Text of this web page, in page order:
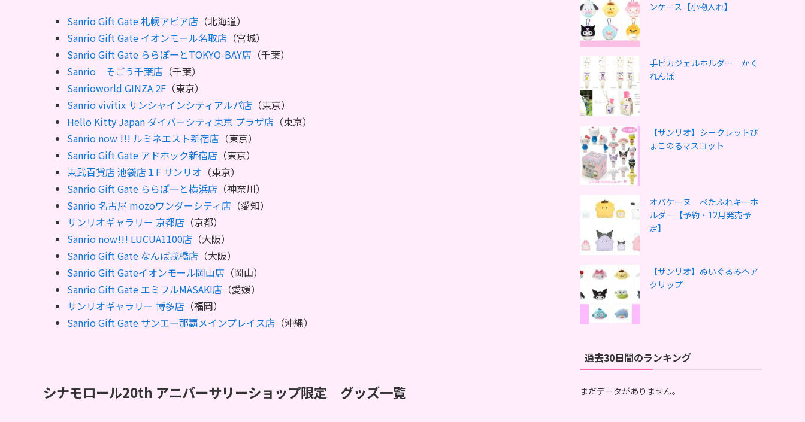
Sanrio Gift Gate 札幌アピア店 （北海道）
Sanrio Gift Gate イオンモール名取店 （宮城）
Sanrio Gift Gate ららぽーとTOKYO-BAY店 （千葉）
Sanrio そごう千葉店 （千葉）
Sanrioworld GINZA 2F （東京）
Sanrio vivitix サンシャインシティアルパ店 （東京）
Hello Kitty Japan ダイバーシティ東京 プラザ店 （東京）
Sanrio now !!! ルミネエスト新宿店 （東京）
Sanrio Gift Gate アドホック新宿店 （東京）
東武百貨店 池袋店１F サンリオ （東京）
Sanrio Gift Gate ららぽーと横浜店 （神奈川）
Sanrio 名古屋 mozoワンダーシティ店 （愛知）
サンリオギャラリー 京都店 （京都）
Sanrio now!!! LUCUA1100店 （大阪）
Sanrio Gift Gate なんば戎橋店 （大阪）
Sanrio Gift Gateイオンモール岡山店 （岡山）
Sanrio Gift Gate エミフルMASAKI店 （愛媛）
サンリオギャラリー 博多店 （福岡）
Sanrio Gift Gate サンエー那覇メインプレイス店 （沖縄）
シナモロール20th アニバーサリーショップ限定 グッズ一覧
ンケース【小物入れ】
手ピカジェルホルダー かく
れんぼ
【サンリオ】シークレットぴ
ょこのるマスコット
オバケーヌ ぺたふれキーホ
ルダー【予約・12月発売予
定】
【サンリオ】ぬいぐるみヘア
クリップ
過去30日間のランキング
まだデータがありません。